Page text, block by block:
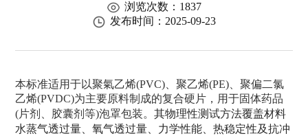
浏览次数：1837
发布时间：2025-09-23
本标准适用于以聚氣乙烯(PVC)、聚乙烯(PE)、聚偏二氯
乙烯(PVDC)为主要原料制成的复合硬片，用于固体药品
(片剂、胶囊剂等)泡罩包装。其物理性测试方法覆盖材料
水蒸气透过量、氧气透过量、力学性能、热稳定性及抗冲